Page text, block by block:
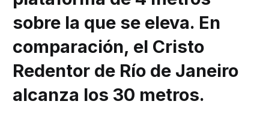
sobre la que se eleva. En
comparación, el Cristo
Redentor de Río de Janeiro
alcanza los 30 metros.